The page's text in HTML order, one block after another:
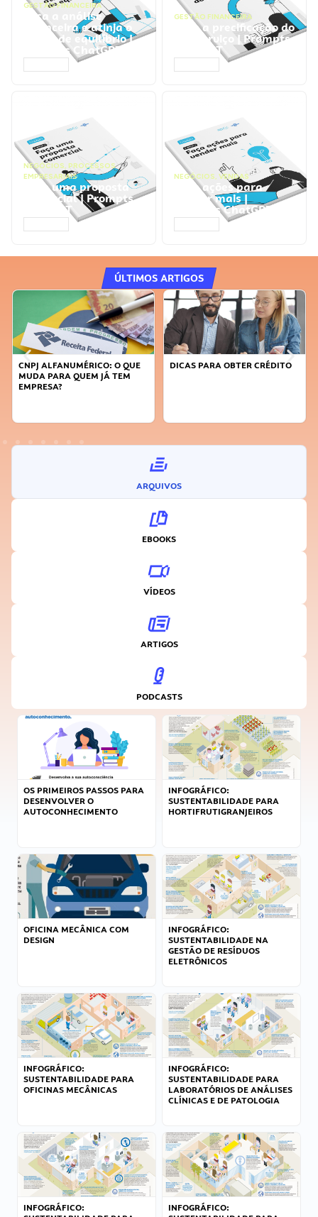
GESTÃO FINANCEIRA
Faça a análise
financeira e atinja o
ponto de equilíbrio |
Prompts ChatGPT
GESTÃO FINANCEIRA
Faça a precificação do
seu serviço | Prompts
ChatGPT
NEGÓCIOS, PROCESSOS
EMPRESARIAIS
Faça uma proposta
comercial | Prompts
ChatGPT
NEGÓCIOS, VENDAS
Faça ações para
vender mais |
Prompts ChatGPT
ÚLTIMOS ARTIGOS
CNPJ ALFANUMÉRICO: O QUE
MUDA PARA QUEM JÁ TEM
EMPRESA?
DICAS PARA OBTER CRÉDITO
ARQUIVOS
EBOOKS
VÍDEOS
ARTIGOS
PODCASTS
OS PRIMEIROS PASSOS PARA
DESENVOLVER O
AUTOCONHECIMENTO
INFOGRÁFICO:
SUSTENTABILIDADE PARA
HORTIFRUTIGRANJEIROS
OFICINA MECÂNICA COM
DESIGN
INFOGRÁFICO:
SUSTENTABILIDADE NA
GESTÃO DE RESÍDUOS
ELETRÔNICOS
INFOGRÁFICO:
SUSTENTABILIDADE PARA
OFICINAS MECÂNICAS
INFOGRÁFICO:
SUSTENTABILIDADE PARA
LABORATÓRIOS DE ANÁLISES
CLÍNICAS E DE PATOLOGIA
INFOGRÁFICO:
INFOGRÁFICO: